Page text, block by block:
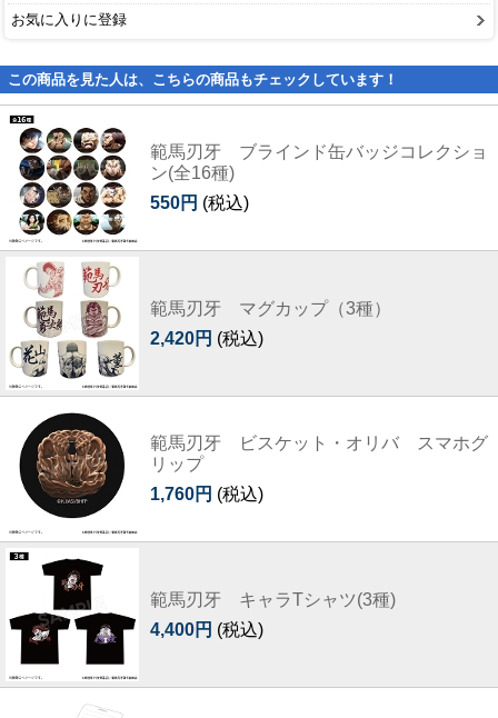
お気に入りに登録
この商品を見た人は、こちらの商品もチェックしています！
範馬刃牙 ブラインド缶バッジコレクショ
ン(全16種)
550円 (税込)
範馬刃牙 マグカップ（3種）
2,420円 (税込)
範馬刃牙 ビスケット・オリバ スマホグ
リップ
1,760円 (税込)
範馬刃牙 キャラTシャツ(3種)
4,400円 (税込)